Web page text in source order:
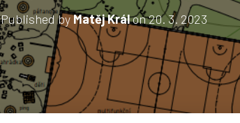
Published byMatěj Králon20. 3. 2023